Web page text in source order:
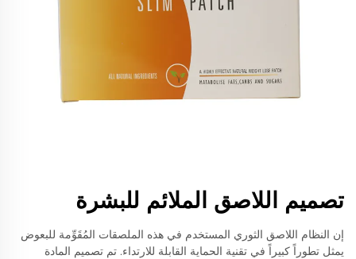
تصميم اللاصق الملائم للبشرة
إن النظام اللاصق الثوري المستخدم في هذه الملصقات المُقَوِّمة للبعوض
يمثل تطوراً كبيراً في تقنية الحماية القابلة للارتداء. تم تصميم المادة